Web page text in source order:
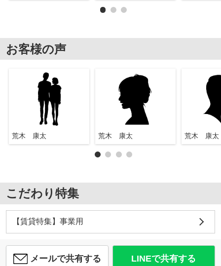
お客様の声
荒木 康太 荒木 康太 荒木 康太
こだわり特集
【賃貸特集】事業用
メールで共有する LINEで共有する